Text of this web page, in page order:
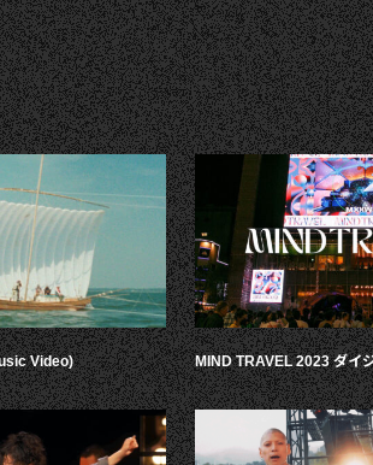
Video) MIND TRAVEL 2023 ダイ